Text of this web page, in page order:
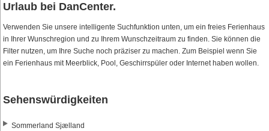
Urlaub bei DanCenter.
Verwenden Sie unsere intelligente Suchfunktion unten, um ein freies Ferienhaus
in Ihrer Wunschregion und zu Ihrem Wunschzeitraum zu finden. Sie können die
Filter nutzen, um Ihre Suche noch präziser zu machen. Zum Beispiel wenn Sie
ein Ferienhaus mit Meerblick, Pool, Geschirrspüler oder Internet haben wollen.
Sehenswürdigkeiten
Sommerland Sjælland